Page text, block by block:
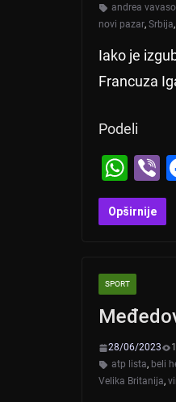
andrea
novi pazar, Srbija,
Iako je
Francuza
Podeli
W
h
at
A
p
p
b
er
Opširnije
SPORT
28/06/2023
atp lista, beli
Velika Britanija,